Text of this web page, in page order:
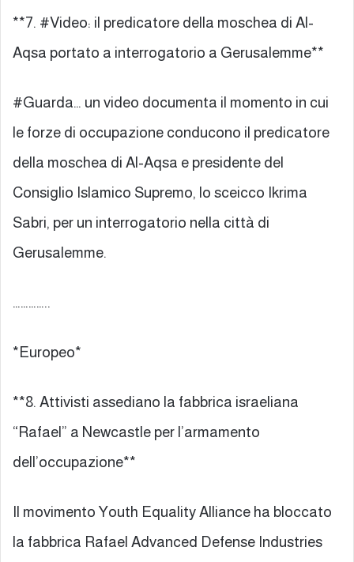
**7. #Video: il predicatore della moschea di Al-
Aqsa portato a interrogatorio a Gerusalemme**
#Guarda… un video documenta il momento in cui
le forze di occupazione conducono il predicatore
della moschea di Al-Aqsa e presidente del
Consiglio Islamico Supremo, lo sceicco Ikrima
Sabri, per un interrogatorio nella città di
Gerusalemme.
…………..
*Europeo*
**8. Attivisti assediano la fabbrica israeliana
“Rafael” a Newcastle per l’armamento
dell’occupazione**
Il movimento Youth Equality Alliance ha bloccato
la fabbrica Rafael Advanced Defense Industries